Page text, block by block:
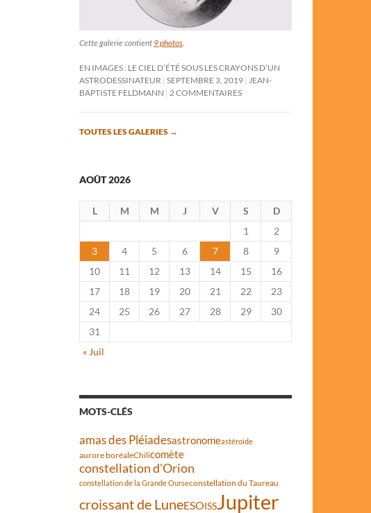
Cette galerie contient 9 photos
EN IMAGES : LE CIEL D’ÉTÉ SOUS LES CRAYONS D’UN
ASTRODESSINATEUR SEPTEMBRE 3, 2019
JEAN-
BAPTISTE FELDMANN
2 COMMENTAIRES
TOUTES LES GALERIES →
AOÛT 2026
L M M J V S
D
1
2
3
4 5 6 7 8
9
10
11 12 13 14 15
16
17
18 19 20 21 22
23
24
25 26 27 28 29
30
31
« Juil
MOTS-CLÉS
amas des Pléiadesastronomeastéroïde
aurore boréaleChilicomète
constellation d'Orion
constellation de la Grande Ourseconstellation du Taureau
croissant de LuneESOISSJupiter